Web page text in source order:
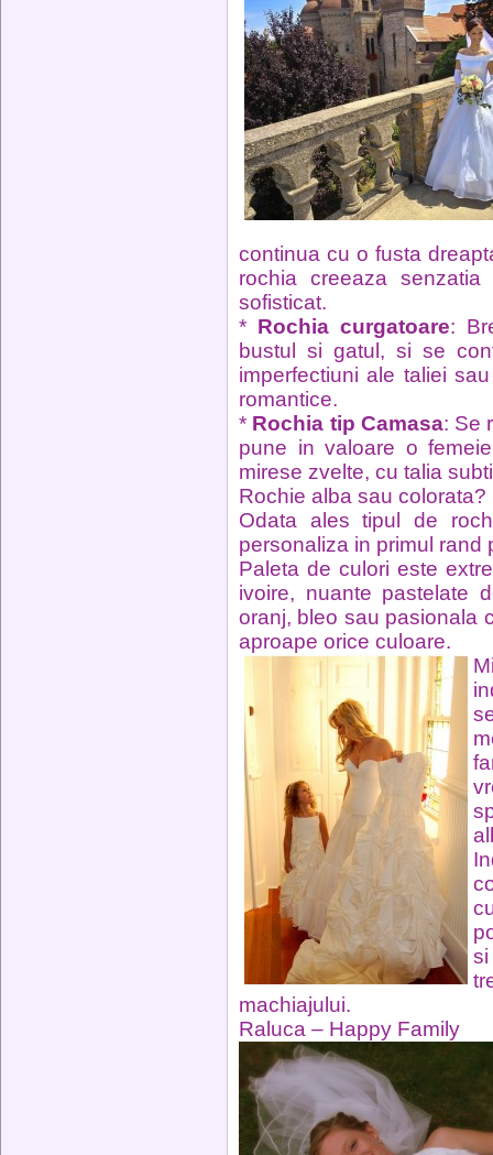
continua cu o fusta
rochia creeaza
sofisticat.
* Rochia curgatoare:
bustul si gatul, si se
imperfectiuni ale taliei
romantice.
* Rochia tip Camasa: Se
pune in valoare o
mirese zvelte, cu talia
Rochie alba sau colorata?
Odata ales tipul de
personaliza in primul rand
Paleta de culori este
ivoire, nuante pastelate
oranj, bleo sau pasionala
aproape orice culoare.
machiajului.
Raluca – Happy Family